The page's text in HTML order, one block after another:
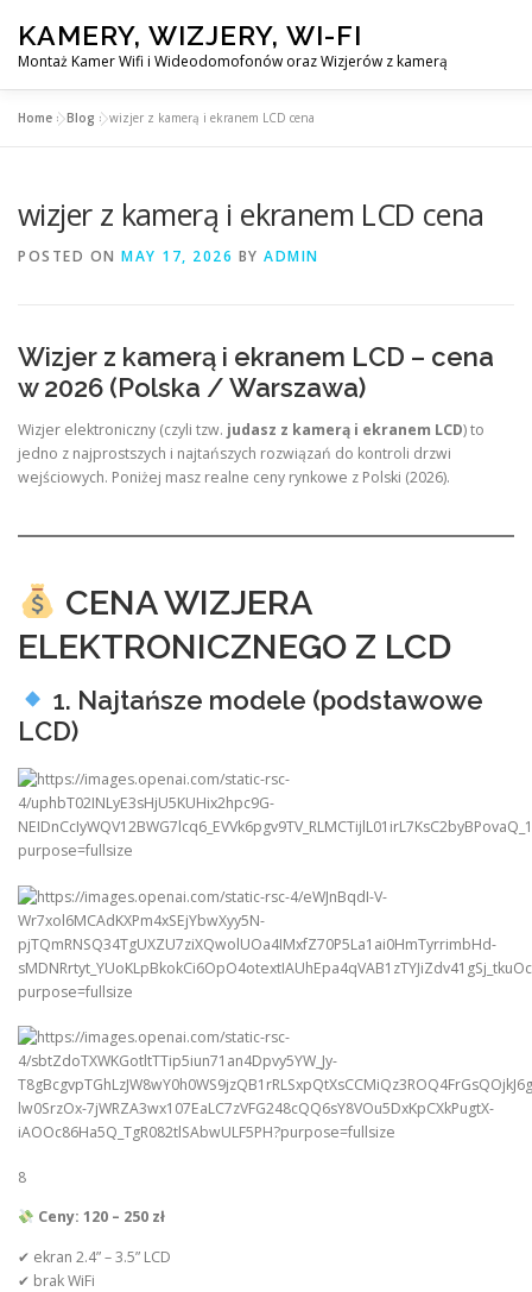
content
KAMERY, WIZJERY, WI-FI
Montaż Kamer Wifi i Wideodomofonów oraz Wizjerów z kamerą
Home »Blog »wizjer z kamerą i ekranem LCD cena
wizjer z kamerą i ekranem LCD cena
POSTED ON MAY 17, 2026 BY ADMIN
Wizjer z kamerą i ekranem LCD – cena
w 2026 (Polska / Warszawa)
Wizjer elektroniczny (czyli tzw. judasz z kamerą i ekranem LCD) to
jedno z najprostszych i najtańszych rozwiązań do kontroli drzwi
wejściowych. Poniżej masz realne ceny rynkowe z Polski (2026).
CENA WIZJERA
ELEKTRONICZNEGO Z LCD
1. Najtańsze modele (podstawowe
LCD)
8
Ceny: 120 – 250 zł
✔ ekran 2.4” – 3.5” LCD
✔ brak WiFi